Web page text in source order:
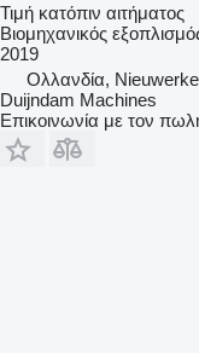
Τιμή κατόπιν αιτήματος
Βιομηχανικός
2019
Ολλανδία,
Duijndam Machines
Επικοινωνία με τον